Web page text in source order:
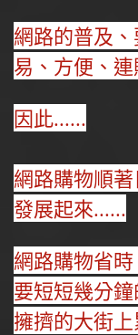
網路的普及
易、方便、
因此......
網路購物順
發展起來......
網路購物省
要短短幾分
擁擠的大街